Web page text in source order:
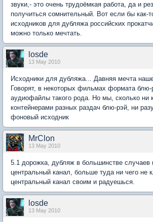
звуки,- это очень трудоёмкая работа, да и
получиться сомнительный. Вот если бы как-
исходников для дубляжа российских
можно только мечтать.
losde
13 May 2010
Исходники для дубляжа... Давняя мечта
Говорят, в некоторых фильмах формата
аудиофайлы такого рода. Но мы, сколько ни
контейнерами разных раздач блю-рэй, ни
фоновый исходник
MrClon
13 May 2010
5.1 дорожка, дубляж в большинстве случаев
центральный канал, больше туда ни чего не
центральный канал своим и радуешься.
losde
13 May 2010